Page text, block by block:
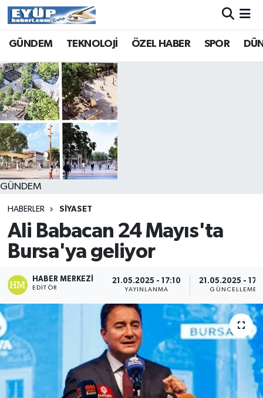
GÜNDEM TEKNOLOJİ ÖZEL HABER SPOR
GÜNDEM
HABERLER SİYASET
Ali Babacan 24 Mayıs'ta
Bursa'ya geliyor
HABER MERKEZI
EDITÖR
21.05.2025 - 17:10
YAYINLANMA
21.05.2025 -
GÜNCELLEME